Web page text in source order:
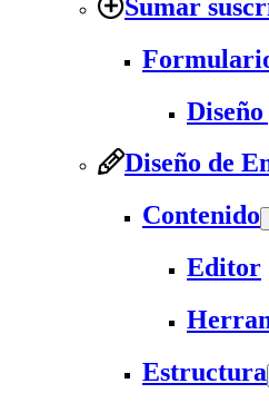
Sumar
Diseño de
Contenido
Editor
Estructura